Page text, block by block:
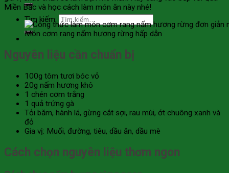
Tìm kiếm:
Miền Bắc và học cách làm món ăn này nhé!
Món cơm rang nấm hương rừng hấp dẫn
Nguyên liệu cần chuẩn bị
100g tôm tươi bóc vỏ
20g nấm hương khô
1 chén cơm trắng
1 quả trứng gà
Tỏi băm, hành lá, gừng cắt sợi, rau mùi, ớt chuông xanh và
đỏ
Gia vị: Muối, đường, tiêu, dầu ăn, dầu mè
Cách chọn nguyên liệu thơm ngon